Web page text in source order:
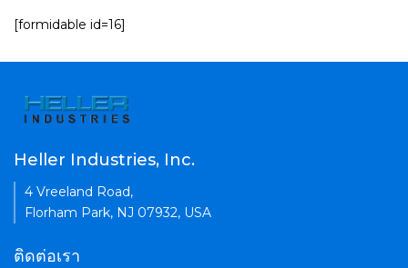
[formidable id=16]
Heller Industries, Inc.
4 Vreeland Road,
Florham Park, NJ 07932, USA
ติดต่อเรา